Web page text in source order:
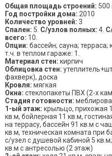
Общая площадь строений: 500
Год постройки дома: 2010
Количество уровней: 3
Спален: 5. С/узлов полных: 4.
всего: 10.
Опции: бассейн; сауна;
т.ч. в теплом гараже: 1.
Материал стен: кирпич
Облицовка стен:
фахверк), доска
Кровля: мягкая
Окна: стеклопакеты ПВХ (2-х
Стадия готовности:
1-ый этаж: крыльцо, прихожая
кв.м, бойлерная 11 кв.м,
на террасу, бассейн 91 кв.м с
кв.м, техническая комната при
с/узел с душевой кабиной 5
кв.м с антресолью (2 этаж)